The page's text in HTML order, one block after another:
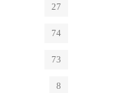
27
74
73
8